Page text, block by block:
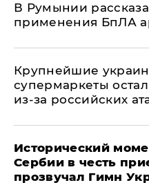
В Румынии
применения БпЛА
Крупнейшие
супермаркеты
из-за российских
Исторический
Сербии в честь
прозвучал Гимн